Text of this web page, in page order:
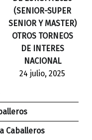
(SENIOR-SUPER
SENIOR Y MASTER)
OTROS TORNEOS
DE INTERES
NACIONAL
24 julio, 2025
Caballeros